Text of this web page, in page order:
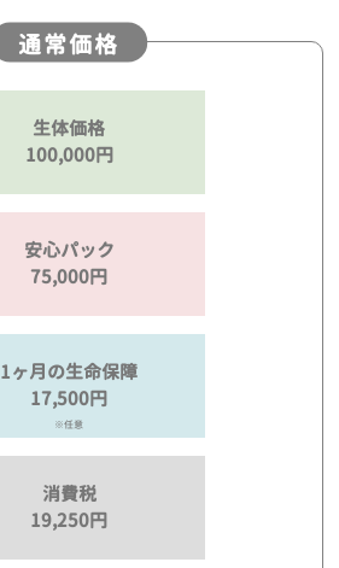
通常価格
生体価格
100,000円
安心パック
75,000円
1ヶ月の生命保障
17,500円
※任意
消費税
19,250円